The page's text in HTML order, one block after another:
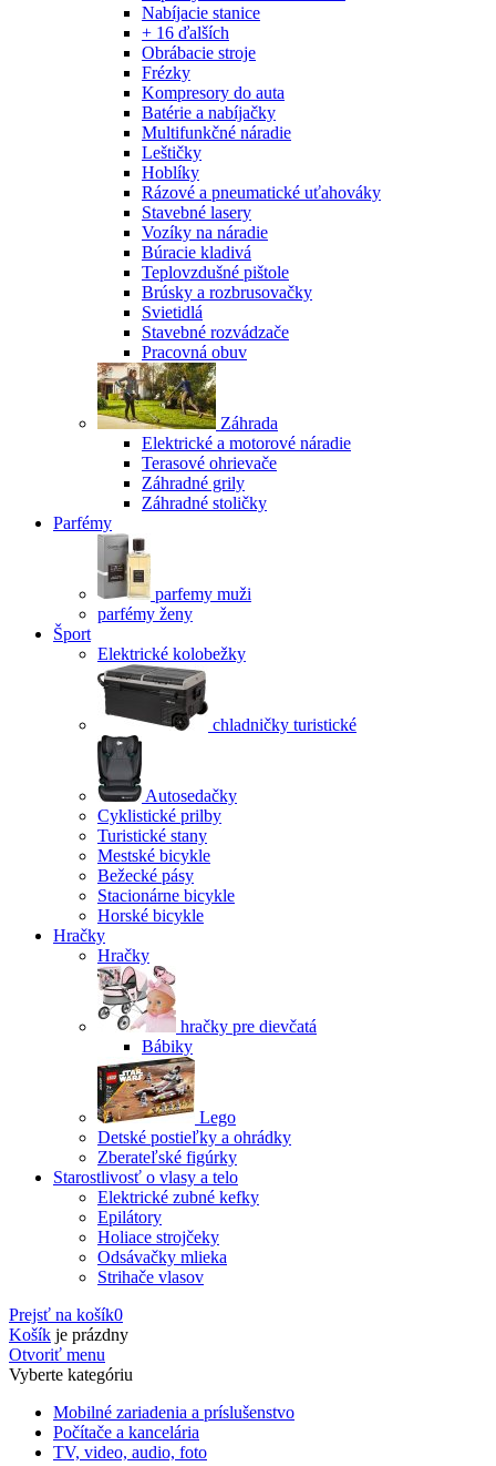
Nabíjacie stanice
+ 16 ďalších
Obrábacie stroje
Frézky
Kompresory do auta
Batérie a nabíjačky
Multifunkčné náradie
Leštičky
Hoblíky
Rázové a pneumatické uťahováky
Stavebné lasery
Vozíky na náradie
Búracie kladivá
Teplovzdušné pištole
Brúsky a rozbrusovačky
Svietidlá
Stavebné rozvádzače
Pracovná obuv
Záhrada
Elektrické a motorové náradie
Terasové ohrievače
Záhradné grily
Záhradné stoličky
Parfémy
parfemy muži
parfémy ženy
Šport
Elektrické kolobežky
chladničky turistické
Autosedačky
Cyklistické prilby
Turistické stany
Mestské bicykle
Bežecké pásy
Stacionárne bicykle
Horské bicykle
Hračky
Hračky
hračky pre dievčatá
Bábiky
Lego
Detské postieľky a ohrádky
Zberateľské figúrky
Starostlivosť o vlasy a telo
Elektrické zubné kefky
Epilátory
Holiace strojčeky
Odsávačky mlieka
Strihače vlasov
Prejsť na košík0
Košík je prázdny
Otvoriť menu
Vyberte kategóriu
Mobilné zariadenia a príslušenstvo
Počítače a kancelária
TV, video, audio, foto